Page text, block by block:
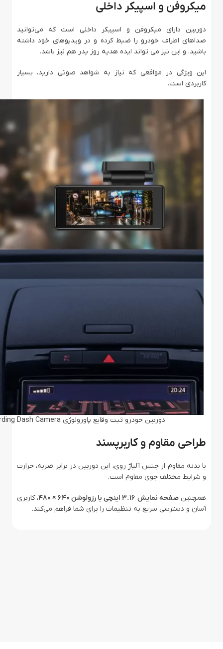
میکروفن و اسپیکر داخلی
دوربین دارای میکروفن و اسپیکر داخلی است که می‌توانید
صداهای اطراف خودرو را ضبط کرده و در ویدیوهای خود داشته
باشید. و این نیز می تواند ایده هدیه روز پدر هم نیز باشد.
این ویژگی در مواقعی که نیاز به شواهد صوتی دارید، بسیار
کاربردی است.
دوربین خودرو ثبت وقایع پاورولوژی Powerology Dual Recording Dash Camera
طراحی مقاوم و کاربرپسند
با بدنه مقاوم از جنس آلیاژ روی، این دوربین در برابر ضربه، حرارت
و شرایط مختلف جوی مقاوم است.
همچنینصفحه نمایش ۳.۱۶ اینچی با رزولوشن ۶۴۰ × ۴۸۰
، کاربری
آسان و دسترسی سریع به تنظیمات را برای شما فراهم می‌کند.